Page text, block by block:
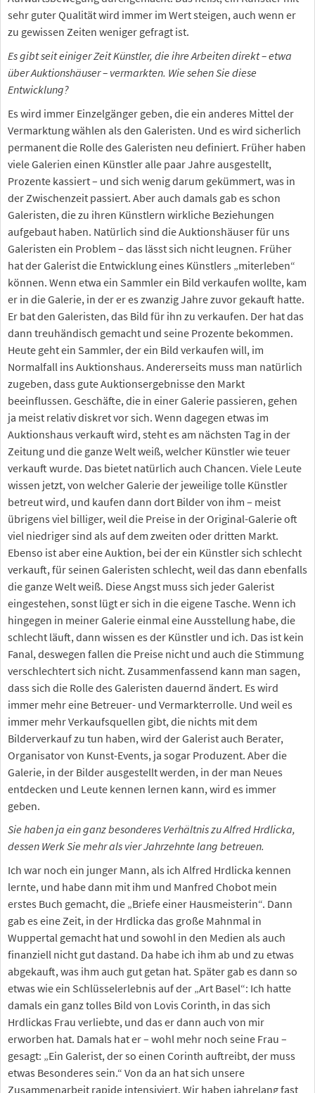
sehr guter Qualität wird immer im Wert steigen, auch wenn er
zu gewissen Zeiten weniger gefragt ist.
Es gibt seit einiger Zeit Künstler, die ihre Arbeiten direkt – etwa
über Auktionshäuser – vermarkten. Wie sehen Sie diese
Entwicklung?
Es wird immer Einzelgänger geben, die ein anderes Mittel der
Vermarktung wählen als den Galeristen. Und es wird sicherlich
permanent die Rolle des Galeristen neu definiert. Früher haben
viele Galerien einen Künstler alle paar Jahre ausgestellt,
Prozente kassiert – und sich wenig darum gekümmert, was in
der Zwischenzeit passiert. Aber auch damals gab es schon
Galeristen, die zu ihren Künstlern wirkliche Beziehungen
aufgebaut haben. Natürlich sind die Auktionshäuser für uns
Galeristen ein Problem – das lässt sich nicht leugnen. Früher
hat der Galerist die Entwicklung eines Künstlers „miterleben“
können. Wenn etwa ein Sammler ein Bild verkaufen wollte, kam
er in die Galerie, in der er es zwanzig Jahre zuvor gekauft hatte.
Er bat den Galeristen, das Bild für ihn zu verkaufen. Der hat das
dann treuhändisch gemacht und seine Prozente bekommen.
Heute geht ein Sammler, der ein Bild verkaufen will, im
Normalfall ins Auktionshaus. Andererseits muss man natürlich
zugeben, dass gute Auktionsergebnisse den Markt
beeinflussen. Geschäfte, die in einer Galerie passieren, gehen
ja meist relativ diskret vor sich. Wenn dagegen etwas im
Auktionshaus verkauft wird, steht es am nächsten Tag in der
Zeitung und die ganze Welt weiß, welcher Künstler wie teuer
verkauft wurde. Das bietet natürlich auch Chancen. Viele Leute
wissen jetzt, von welcher Galerie der jeweilige tolle Künstler
betreut wird, und kaufen dann dort Bilder von ihm – meist
übrigens viel billiger, weil die Preise in der Original-Galerie oft
viel niedriger sind als auf dem zweiten oder dritten Markt.
Ebenso ist aber eine Auktion, bei der ein Künstler sich schlecht
verkauft, für seinen Galeristen schlecht, weil das dann ebenfalls
die ganze Welt weiß. Diese Angst muss sich jeder Galerist
eingestehen, sonst lügt er sich in die eigene Tasche. Wenn ich
hingegen in meiner Galerie einmal eine Ausstellung habe, die
schlecht läuft, dann wissen es der Künstler und ich. Das ist kein
Fanal, deswegen fallen die Preise nicht und auch die Stimmung
verschlechtert sich nicht. Zusammenfassend kann man sagen,
dass sich die Rolle des Galeristen dauernd ändert. Es wird
immer mehr eine Betreuer- und Vermarkterrolle. Und weil es
immer mehr Verkaufsquellen gibt, die nichts mit dem
Bilderverkauf zu tun haben, wird der Galerist auch Berater,
Organisator von Kunst-Events, ja sogar Produzent. Aber die
Galerie, in der Bilder ausgestellt werden, in der man Neues
entdecken und Leute kennen lernen kann, wird es immer
geben.
Sie haben ja ein ganz besonderes Verhältnis zu Alfred Hrdlicka,
dessen Werk Sie mehr als vier Jahrzehnte lang betreuen.
Ich war noch ein junger Mann, als ich Alfred Hrdlicka kennen
lernte, und habe dann mit ihm und Manfred Chobot mein
erstes Buch gemacht, die „Briefe einer Hausmeisterin“. Dann
gab es eine Zeit, in der Hrdlicka das große Mahnmal in
Wuppertal gemacht hat und sowohl in den Medien als auch
finanziell nicht gut dastand. Da habe ich ihm ab und zu etwas
abgekauft, was ihm auch gut getan hat. Später gab es dann so
etwas wie ein Schlüsselerlebnis auf der „Art Basel“: Ich hatte
damals ein ganz tolles Bild von Lovis Corinth, in das sich
Hrdlickas Frau verliebte, und das er dann auch von mir
erworben hat. Damals hat er – wohl mehr noch seine Frau –
gesagt: „Ein Galerist, der so einen Corinth auftreibt, der muss
etwas Besonderes sein.“ Von da an hat sich unsere
Zusammenarbeit rapide intensiviert. Wir haben jahrelang fast